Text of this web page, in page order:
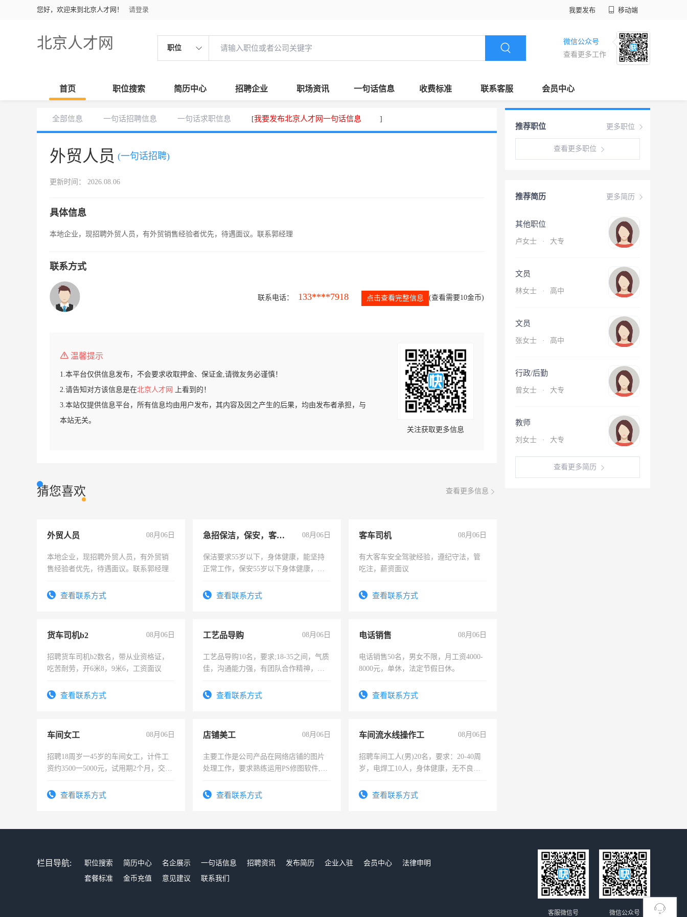
您好，欢迎来到北京人才网！ 请登录 我要发布 移动端
北京人才网 职位
微信公众号
查看更多工作
首页 职位搜索 简历中心 招聘企业 职场资讯 一句话信息 收费标准 联系客服 会员中心
全部信息 一句话招聘信息 一句话求职信息 [我要发布北京人才网一句话信息 ]
外贸人员 (一句话招聘)
更新时间： 2026.08.06
具体信息
本地企业，现招聘外贸人员，有外贸销售经验者优先，待遇面议。联系郭经理
联系方式
联系电话： 133****7918 点击查看完整信息 (查看需要10金币)
温馨提示
1.本平台仅供信息发布，不会要求收取押金、保证金,请微友务必谨慎！
2.请告知对方该信息是在北京人才网
上看到的！
3.本站仅提供信息平台，所有信息均由用户发布，其内容及因之产生的后果，均由发布者承担，与
本站无关。
关注获取更多信息
猜您喜欢 查看更多信息
外贸人员 08月06日
本地企业，现招聘外贸人员，有外贸销
售经验者优先，待遇面议。联系郭经理
查看联系方式
急招保洁，保安，客服，工程 08月06日
保洁要求55岁以下，身体健康，能坚持
正常工作，保安55岁以下身体健康，有
录，客服要求45岁以下高中以上文化，
查看联系方式
客车司机 08月06日
有大客车安全驾驶经验，遵纪守法，管
吃注，薪资面议
查看联系方式
货车司机b2 08月06日
招聘货车司机b2数名，带从业资格证，
吃苦耐劳，开6米8，9米6，工资面议
查看联系方式
工艺品导购 08月06日
工艺品导购10名，要求;18-35之间，气质
佳，沟通能力强，有团队合作精神，有
查看联系方式
电话销售 08月06日
电话销售50名，男女不限，月工资4000-
8000元，单休，法定节假日休。
查看联系方式
车间女工 08月06日
招聘18周岁一45岁的车间女工，计件工
资约3500一5000元，试用期2个月，交五
查看联系方式
店铺美工 08月06日
主要工作是公司产品在网络店铺的图片
处理工作，要求熟练运用PS修图软件,工
查看联系方式
车间流水线操作工 08月06日
招聘车间工人(男)20名，要求：20-40周
岁，电焊工10人，身体健康，无不良嗜
宿，免费发放劳保用品，两班倒，每月
查看联系方式
更多职位
推荐职位
查看更多职位
更多简历
推荐简历
其他职位
卢女士 · 大专
文员
林女士 · 高中
文员
张女士 · 高中
行政/后勤
曾女士 · 大专
教师
刘女士 · 大专
查看更多简历
栏目导航: 职位搜索 简历中心 名企展示 一句话信息 招聘资讯 发布简历 企业入驻 会员中心
法律申明
套餐标准
金币充值 意见建议 联系我们
微信公众号
客服微信号